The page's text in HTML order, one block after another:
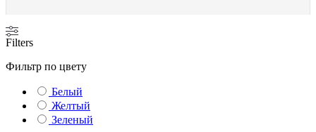
Filters
Фильтр по цвету
Белый
Желтый
Зеленый